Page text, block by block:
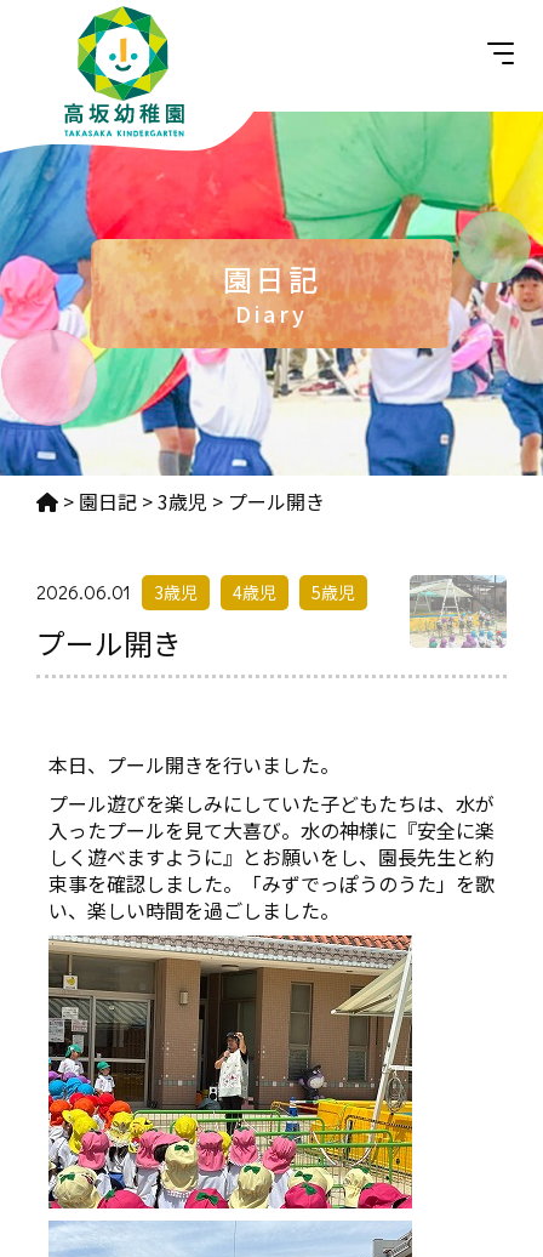
園日記
Diary
> 園日記 >3歳児 > プール開き
2026.06.01 3歳児 4歳児 5歳児
プール開き
本日、プール開きを行いました。
プール遊びを楽しみにしていた子どもたちは、水が
入ったプールを見て大喜び。水の神様に『安全に楽
しく遊べますように』とお願いをし、園長先生と約
束事を確認しました。「みずでっぽうのうた」を歌
い、楽しい時間を過ごしました。